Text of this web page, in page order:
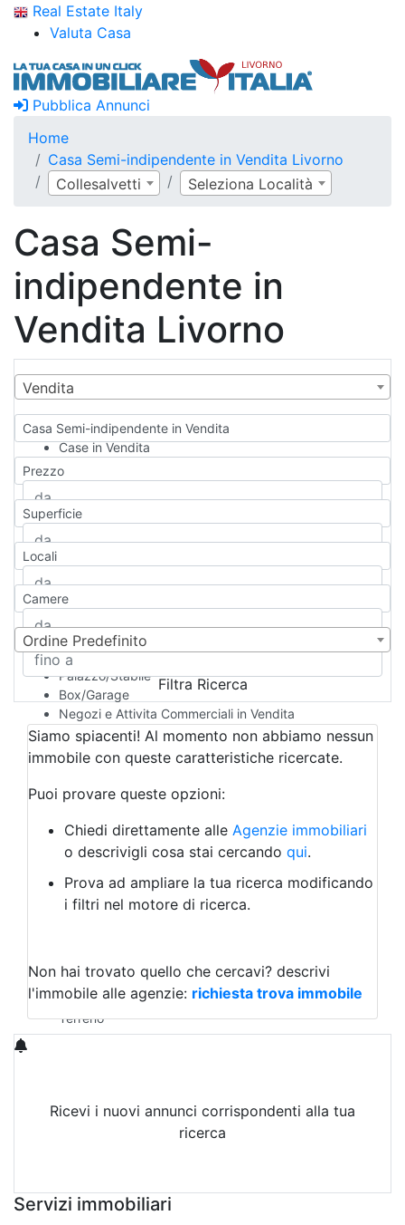
Real Estate Italy
Valuta Casa
Pubblica Annunci
Home
Casa Semi-indipendente in Vendita Livorno
Collesalvetti
Seleziona Località
Casa Semi-
indipendente in
Vendita Livorno
Vendita
Casa Semi-indipendente in Vendita
Case in Vendita
Qualsiasi
Appartamento
Casa indipendente
Casa Semi-indipendente
Attico/Mansarda
Rustico/Casale
Camera d'Albergo
Multiproprietà
Palazzo/Stabile
Box/Garage
Negozi e Attivita Commerciali in Vendita
Qualsiasi
Attività/Licenza Commerciale
Azienda Agricola
Bar/Ristorante
Albergo
Laboratorio Artigianale
Negozio/locale commerciale
Agriturismo
Magazzini
Qualsiasi
Terreno edificabile
Terreno
Prezzo
Superficie
Locali
Camere
Ordine Predefinito
Filtra Ricerca
Siamo spiacenti! Al momento non abbiamo nessun
immobile con queste caratteristiche ricercate.
Puoi provare queste opzioni:
Chiedi direttamente alle Agenzie immobiliari
o descrivigli cosa stai cercando qui.
Prova ad ampliare la tua ricerca modificando
i filtri nel motore di ricerca.
Non hai trovato quello che cercavi? descrivi
l'immobile alle agenzie: richiesta trova immobile
Ricevi i nuovi annunci corrispondenti alla tua
ricerca
Servizi immobiliari